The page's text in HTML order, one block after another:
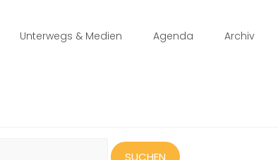
Unterwegs & Medien Agenda Archiv